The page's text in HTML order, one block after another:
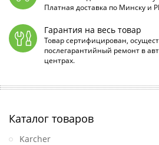
Платная доставка по Минску и
Гарантия на весь товар
Товар сертифицирован,
послегарантийный ремонт в
центрах.
Каталог товаров
Karcher